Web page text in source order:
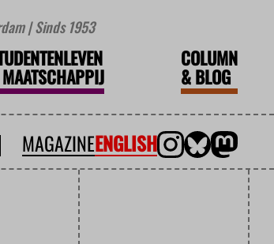
| Sinds 1953
MAATSCHAPPIJ
COLUMN
&BLOG
MAGAZINEENGLISH